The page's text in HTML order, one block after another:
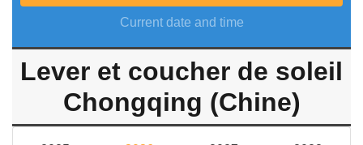
Current date and time
Lever et coucher de soleil
Chongqing (Chine)